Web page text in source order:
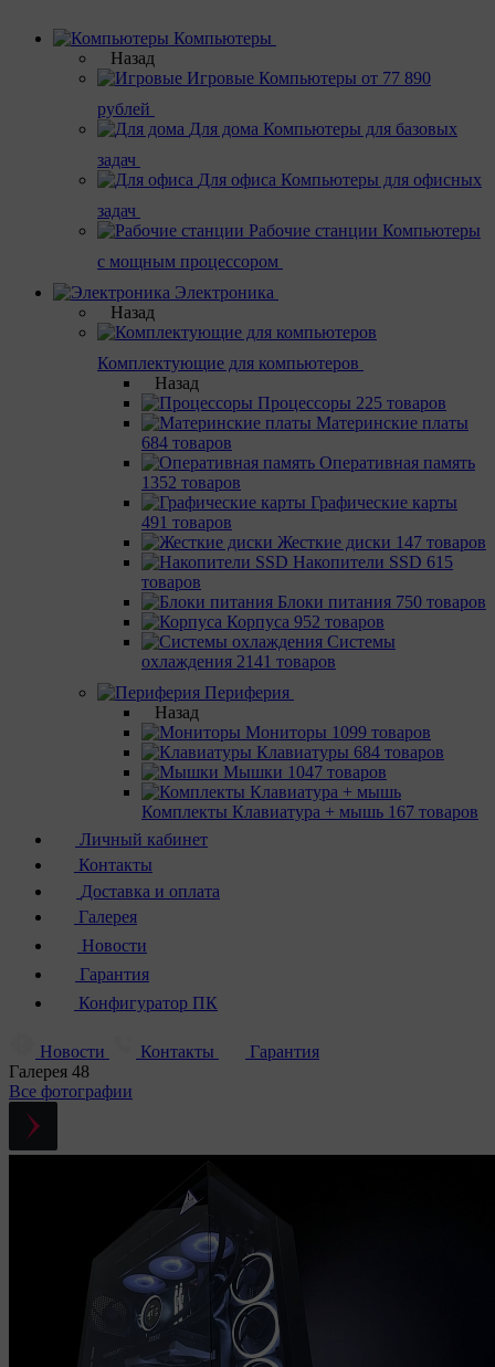
Компьютеры
Назад
Игровые Компьютеры от 77 890
рублей
Для дома Компьютеры для базовых
задач
Для офиса Компьютеры для офисных
задач
Рабочие станции Компьютеры
с мощным процессором
Электроника
Назад
Комплектующие для компьютеров
Назад
Процессоры 225 товаров
Материнcкие платы
684 товаров
Оперативная память
1352 товаров
Графические карты
491 товаров
Жесткие диски 147 товаров
Накопители SSD 615
товаров
Блоки питания 750 товаров
Корпуса 952 товаров
Системы
охлаждения 2141 товаров
Периферия
Назад
Мониторы 1099 товаров
Клавиатуры 684 товаров
Мышки 1047 товаров
Комплекты Клавиатура + мышь 167 товаров
Личный кабинет
Контакты
Доставка и оплата
Галерея
Новости
Гарантия
Конфигуратор ПК
Новости Контакты
Гарантия
Галерея 48
Все фотографии